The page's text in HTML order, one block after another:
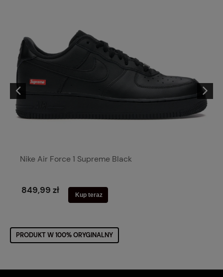
Nike Air Force 1 Supreme Black
849,99 zł Kup teraz
PRODUKT W 100% ORYGINALNY